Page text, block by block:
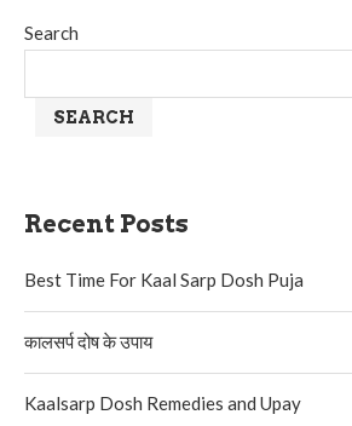
Search
SEARCH
Recent Posts
Best Time For Kaal Sarp Dosh Puja
कालसर्प दोष के उपाय
Kaalsarp Dosh Remedies and Upay